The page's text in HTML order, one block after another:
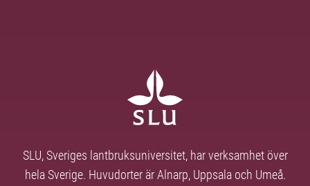
SLU, Sveriges lantbruksuniversitet, har verksamhet över
hela Sverige. Huvudorter är Alnarp, Uppsala och Umeå.